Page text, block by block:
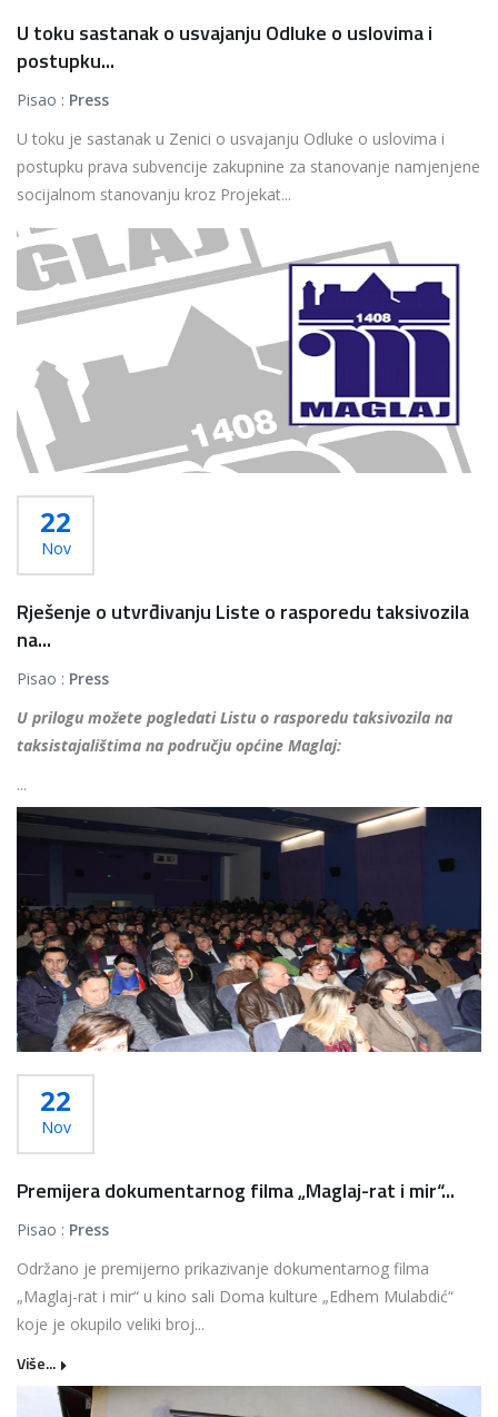
U toku sastanak o usvajanju Odluke o uslovima i
postupku...
Pisao : Press
U toku je sastanak u Zenici o usvajanju Odluke o uslovima i
postupku prava subvencije zakupnine za stanovanje namjenjene
socijalnom stanovanju kroz Projekat...
Više...
22
Nov
Rješenje o utvrđivanju Liste o rasporedu taksivozila
na...
Pisao : Press
U prilogu možete pogledati Listu o rasporedu taksivozila na
taksistajalištima na području općine Maglaj:
...
Više...
22
Nov
Premijera dokumentarnog filma „Maglaj-rat i mir“...
Pisao : Press
Održano je premijerno prikazivanje dokumentarnog filma
„Maglaj-rat i mir“ u kino sali Doma kulture „Edhem Mulabdić“
koje je okupilo veliki broj...
Više...